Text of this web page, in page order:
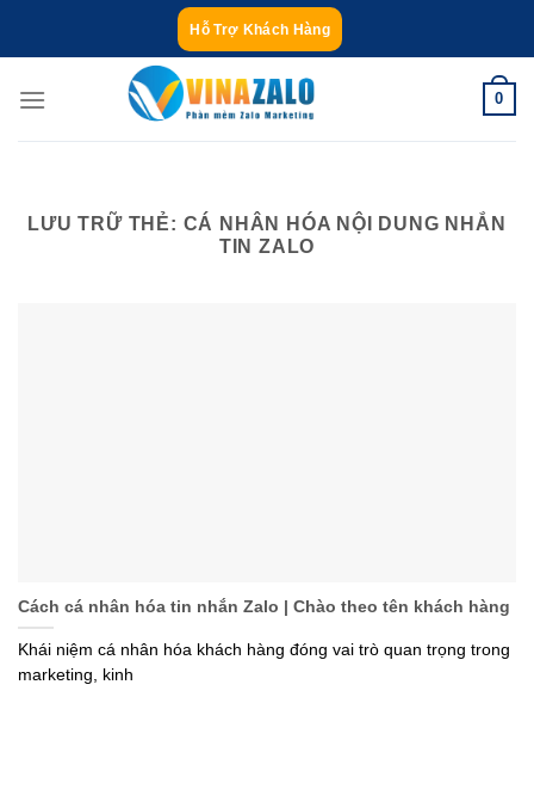
dung
Hỗ Trợ Khách Hàng
0
LƯU TRỮ THẺ: CÁ NHÂN HÓA NỘI DUNG NHẮN
TIN ZALO
Cách cá nhân hóa tin nhắn Zalo | Chào theo tên khách hàng
Khái niệm cá nhân hóa khách hàng đóng vai trò quan trọng trong
marketing, kinh